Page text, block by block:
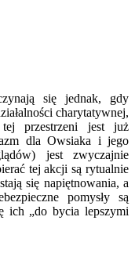
się jednak, gdy
charytatywnej,
przestrzeni jest już
dla Owsiaka i jego
jest zwyczajnie
tej akcji są rytualnie
się napiętnowania, a
pomysły są
ich „do bycia lepszymi